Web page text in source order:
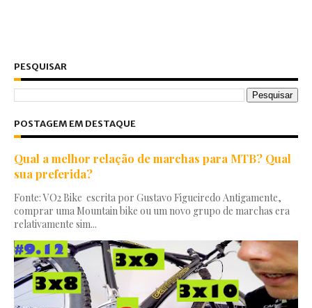
PESQUISAR
POSTAGEM EM DESTAQUE
Qual a melhor relação de marchas para MTB? Qual
sua preferida?
Fonte: VO2 Bike escrita por Gustavo Figueiredo Antigamente,
comprar uma Mountain bike ou um novo grupo de marchas era
relativamente sim...